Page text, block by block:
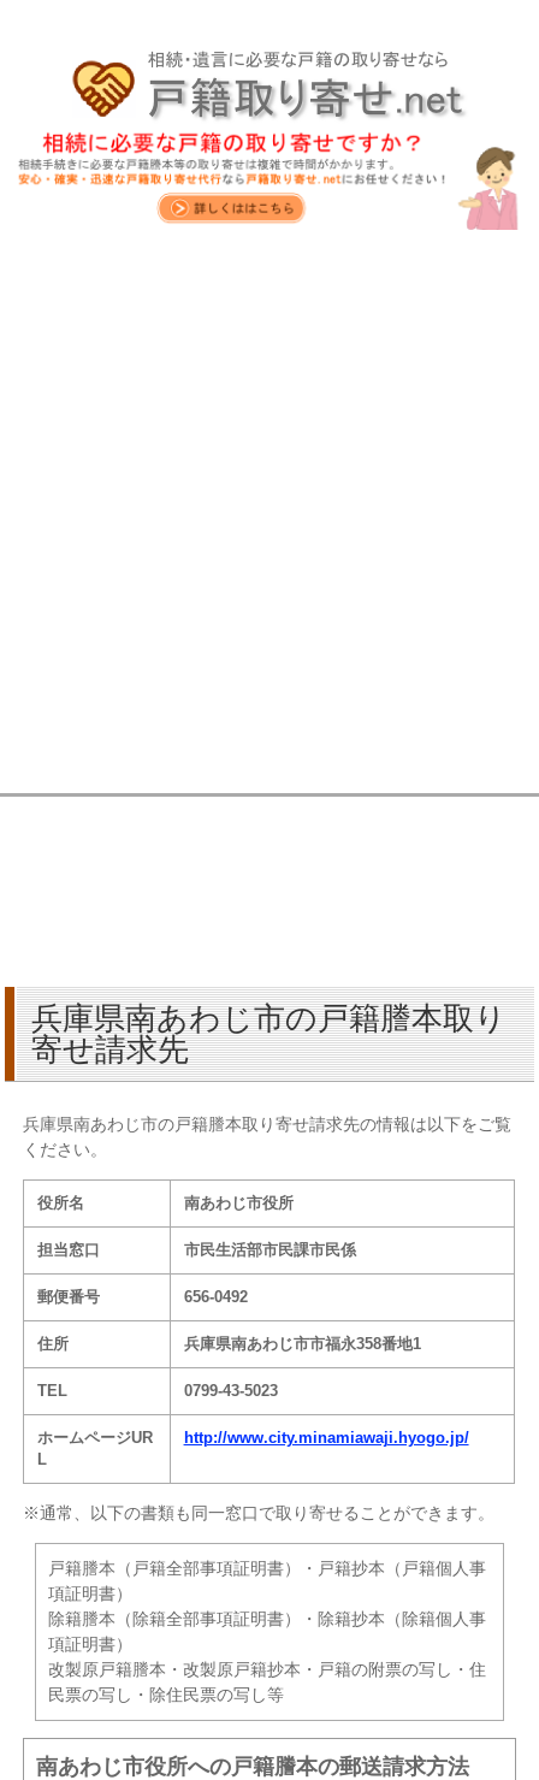
兵庫県南あわじ市の戸籍謄本取り
寄せ請求先
兵庫県南あわじ市の戸籍謄本取り寄せ請求先の情報は以下をご覧
ください。
役所名 南あわじ市役所
担当窓口 市民生活部市民課市民係
郵便番号 656-0492
住所 兵庫県南あわじ市市福永358番地1
TEL 0799-43-5023
ホームページUR
L
http://www.city.minamiawaji.hyogo.jp/
※通常、以下の書類も同一窓口で取り寄せることができます。
戸籍謄本（戸籍全部事項証明書）・戸籍抄本（戸籍個人事
項証明書）
除籍謄本（除籍全部事項証明書）・除籍抄本（除籍個人事
項証明書）
改製原戸籍謄本・改製原戸籍抄本・戸籍の附票の写し・住
民票の写し・除住民票の写し等
南あわじ市役所への戸籍謄本の郵送請求方法